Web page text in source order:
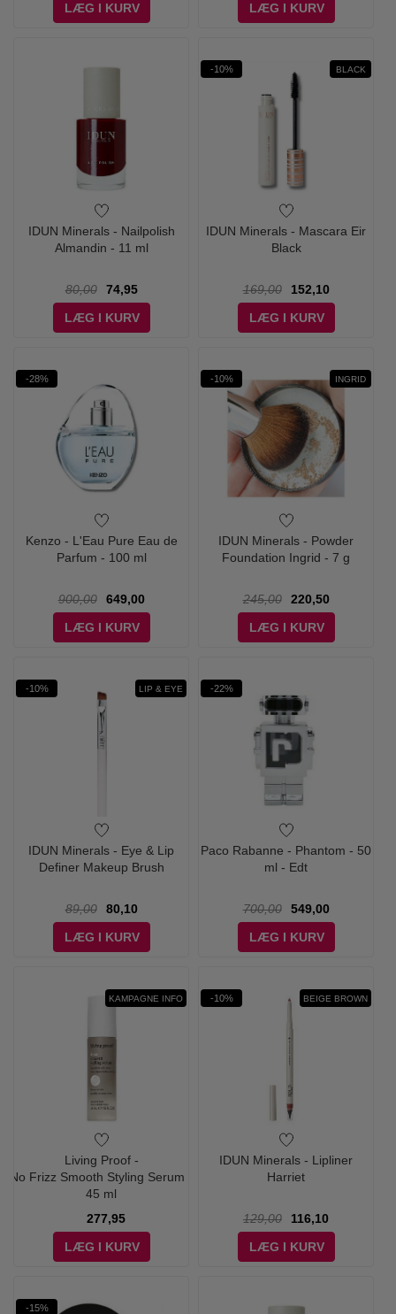
LÆG I KURV
LÆG I KURV
IDUN Minerals - Nailpolish
Almandin - 11 ml
80,00
74,95
LÆG I KURV
-10% BLACK
IDUN Minerals - Mascara Eir
Black
169,00
152,10
LÆG I KURV
-28%
Kenzo - L'Eau Pure Eau de
Parfum - 100 ml
900,00
649,00
LÆG I KURV
-10% INGRID
IDUN Minerals - Powder
Foundation Ingrid - 7 g
245,00
220,50
LÆG I KURV
-10% LIP & EYE
IDUN Minerals - Eye & Lip
Definer Makeup Brush
89,00
80,10
LÆG I KURV
-22%
Paco Rabanne - Phantom - 50
ml - Edt
700,00
549,00
LÆG I KURV
KAMPAGNE INFO
Living Proof -
No Frizz Smooth Styling Serum -
45 ml
277,95
LÆG I KURV
-10% BEIGE BROWN
IDUN Minerals - Lipliner
Harriet
129,00
116,10
LÆG I KURV
-15%